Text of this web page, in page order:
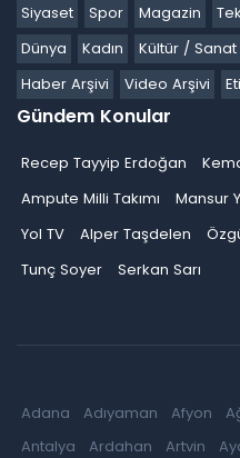
Siyaset
Spor Magazin
Dünya
Kadın Kültür / Sanat
Haber Arşivi
Video Arşivi
Gündem Konular
Recep Tayyip Erdoğan
Ampute Milli Takımı
Mansur
Yol TV
Alper Taşdelen
Tunç Soyer
Serkan Sarı
Adana Adıyaman Afyon
Antalya
Ardahan Artvin